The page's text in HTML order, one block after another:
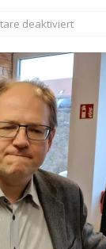
deaktiviert